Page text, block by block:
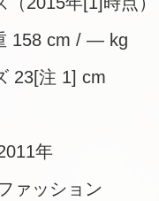
158 cm / ― kg
23[注 1] cm
年
ァッション